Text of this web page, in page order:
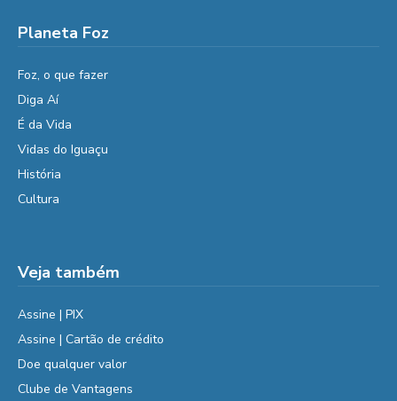
Planeta Foz
Foz, o que fazer
Diga Aí
É da Vida
Vidas do Iguaçu
História
Cultura
Veja também
Assine | PIX
Assine | Cartão de crédito
Doe qualquer valor
Clube de Vantagens